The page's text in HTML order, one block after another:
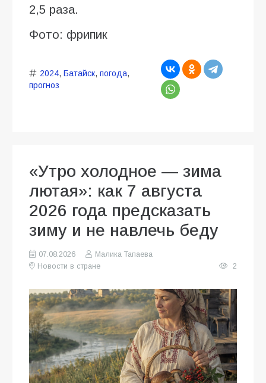
2,5 раза.
Фото: фрипик
2024, Батайск, погода,
прогноз
«Утро холодное — зима
лютая»: как 7 августа
2026 года предсказать
зиму и не навлечь беду
07.08.2026
Малика Тапаева
Новости в стране
2